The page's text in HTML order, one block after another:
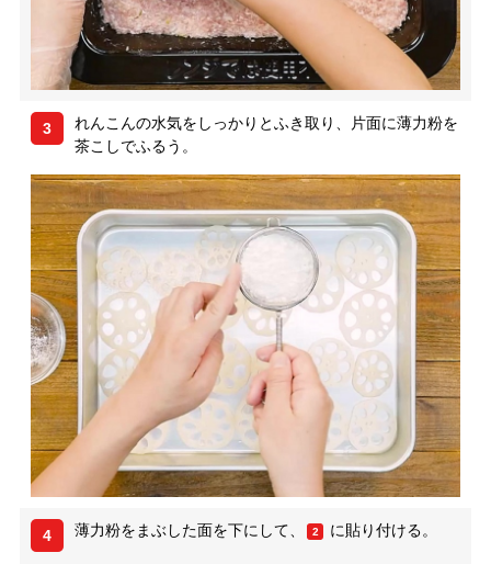
3
れんこんの水気をしっかりとふき取り、片面に薄力粉を
茶こしでふるう。
4 薄力粉をまぶした面を下にして、 2 に貼り付ける。